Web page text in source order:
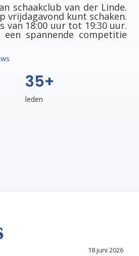
schaakclub van der Linde.
vrijdagavond kunt schaken.
van 18:00 uur tot 19:30 uur.
een spannende competitie
35+
leden
18 juni 2026